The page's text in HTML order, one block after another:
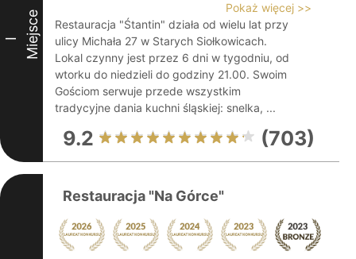
I Miejsce
Pokaż więcej >>
Restauracja "Śtantin" działa od wielu lat przy
ulicy Michała 27 w Starych Siołkowicach.
Lokal czynny jest przez 6 dni w tygodniu, od
wtorku do niedzieli do godziny 21.00. Swoim
Gościom serwuje przede wszystkim
tradycyjne dania kuchni śląskiej: snelka, ...
9.2 (703)
Restauracja "Na Górce"